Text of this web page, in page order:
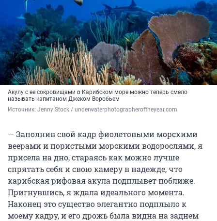
Акулу с ее сокровищами в Карибском море можно теперь смело
называть капитаном Джеком Воробьем
Источник: Jenny Stock / underwaterphotographeroftheyear.com
— Заполнив свой кадр фиолетовыми морскими
веерами и пористыми морскими водорослями, я
присела на дно, стараясь как можно лучше
спрятать себя и свою камеру в надежде, что
карибская рифовая акула подплывет поближе.
Пригнувшись, я ждала идеального момента.
Наконец это существо элегантно подплыло к
моему кадру, и его дрожь была видна на заднем